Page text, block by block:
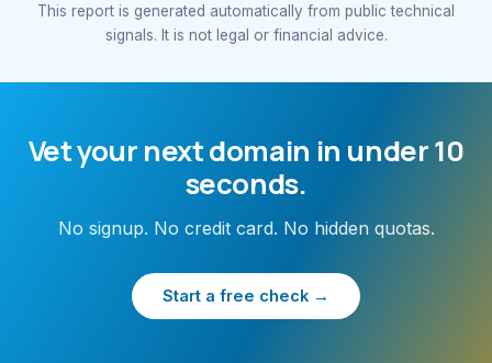
This report is generated automatically from public technical
signals. It is not legal or financial advice.
Vet your next domain in under 10
seconds.
No signup. No credit card. No hidden quotas.
Start a free check →